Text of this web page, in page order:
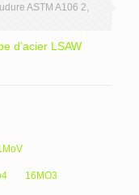
ASTM A106 2,
d’acier LSAW
16MO3